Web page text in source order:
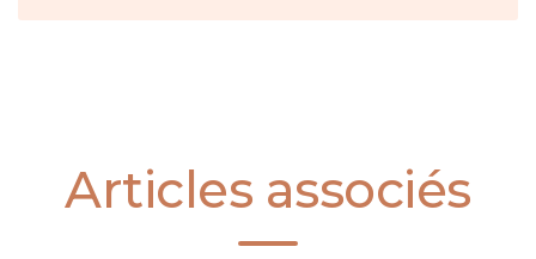
Articles associés